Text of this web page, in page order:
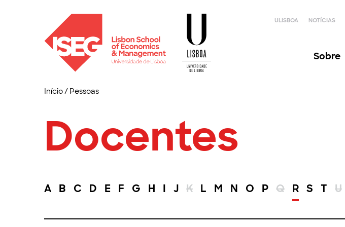
ULISBOA NOTÍCIAS
Sobre
Início/ Pessoas
Docentes
A B C D E F G H I J K L M N O P Q R S T U